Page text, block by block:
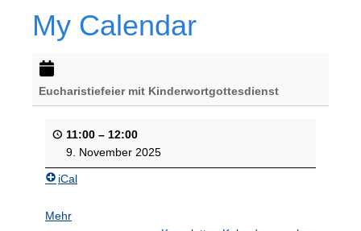
My Calendar
Eucharistiefeier mit Kinderwortgottesdienst
11:00 – 12:00
9. November 2025
iCal
Mehr